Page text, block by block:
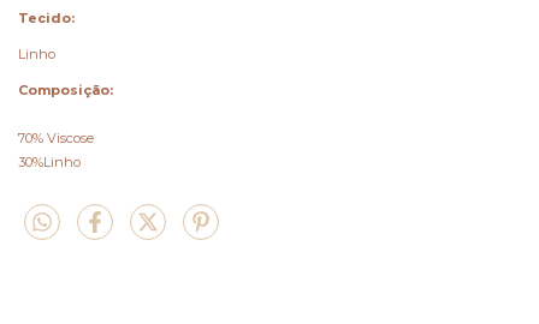
Tecido:
Linho
Composição:
70% Viscose
30%Linho